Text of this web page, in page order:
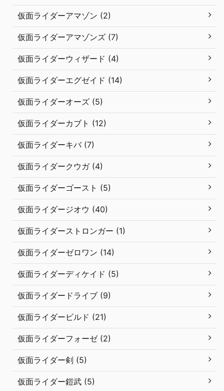
仮面ライダーアマゾン (2)
仮面ライダーアマゾンズ (7)
仮面ライダーウィザード (4)
仮面ライダーエグゼイド (14)
仮面ライダーオーズ (5)
仮面ライダーカブト (12)
仮面ライダーキバ (7)
仮面ライダークウガ (4)
仮面ライダーゴースト (5)
仮面ライダージオウ (40)
仮面ライダーストロンガー (1)
仮面ライダーゼロワン (14)
仮面ライダーディケイド (5)
仮面ライダードライブ (9)
仮面ライダービルド (21)
仮面ライダーフォーゼ (2)
仮面ライダー剣 (5)
仮面ライダー鎧武 (5)